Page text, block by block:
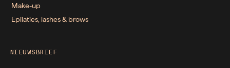
Make-up
Epilaties, lashes & brows
NIEUWSBRIEF